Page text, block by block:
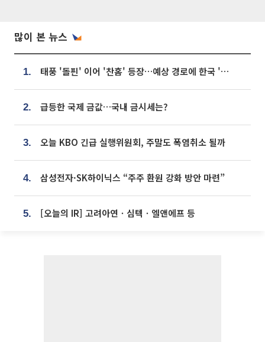
많이 본 뉴스
1. 태풍 '돌핀' 이어 '찬홈' 등장…예상 경로에 한국 '한숨'
2. 급등한 국제 금값…국내 금시세는?
3. 오늘 KBO 긴급 실행위원회, 주말도 폭염취소 될까
4. 삼성전자·SK하이닉스 “주주 환원 강화 방안 마련”
5. [오늘의 IR] 고려아연ㆍ심텍ㆍ엘앤에프 등